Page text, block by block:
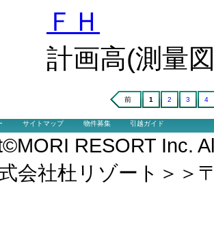
ＦＨ
計画高(測量
前 1 2 3 4
サイトマップ 物件募集 引越ガイド
RESORT Inc.
会社杜リゾート＞＞